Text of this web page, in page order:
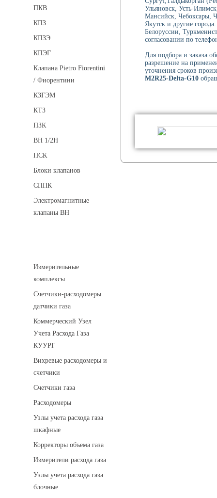
ПКВ
КПЗ
КПЗЭ
КПЭГ
Клапана Pietro Fiorentini
/ Фиорентини
КЗГЭМ
КТЗ
ПЗК
ВН 1/2Н
ПСК
Блоки клапанов
СППК
Электромагнитные
клапаны ВН
Измерительные
комплексы
Счетчики-расходомеры
датчики газа
Коммерческий Узел
Учета Расхода Газа
КУУРГ
Вихревые расходомеры и
счетчики
Счетчики газа
Расходомеры
Узлы учета расхода газа
шкафные
Корректоры объема газа
Измерители расхода газа
Узлы учета расхода газа
блочные
Ульяновск, Усть-
Мансийск, Чебоксары,
Якутск и другие
Белоруссии,
согласовании по
Для подбора и заказа
разрешение на
уточнения сроков
М2R25-Delta-G10